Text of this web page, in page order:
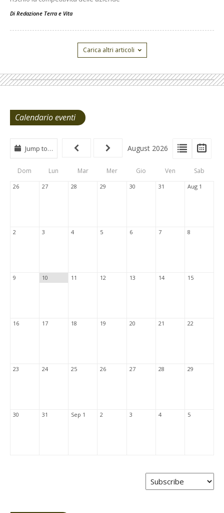
Di Redazione Terra e Vita
Carica altri articoli
Calendario eventi
View
Type
Tabs
View
List
Jump to… August 2026
Dom Lun Mar Mer Gio Ven Sab
26 27 28 29 30 31 Aug 1
2 3 4 5 6 7 8
9 10 11 12 13 14 15
16 17 18 19 20 21 22
23 24 25 26 27 28 29
30 31 Sep 1 2 3 4 5